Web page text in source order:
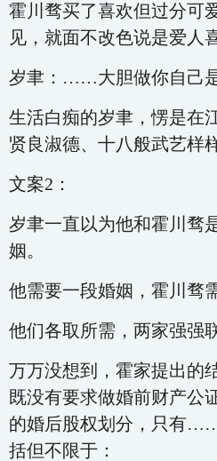
霍川骛买了喜欢但过分可
见，就面不改色说是爱人
岁聿：……大胆做你自己
生活白痴的岁聿，愣是在
贤良淑德、十八般武艺样
文案2：
岁聿一直以为他和霍川骛
姻。
他需要一段婚姻，霍川骛
他们各取所需，两家强强
万万没想到，霍家提出的
既没有要求做婚前财产公
的婚后股权划分，只有
括但不限于：